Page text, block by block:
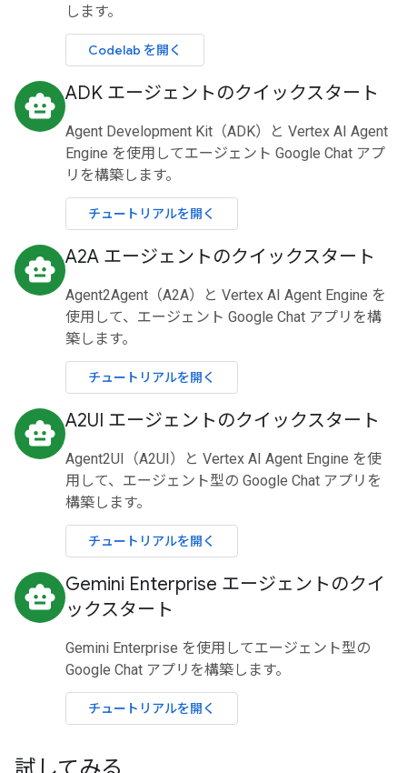
します。
Codelab を開く
smart_toy ADK エージェントのクイックスタート
Agent Development Kit（ADK）と Vertex AI Agent
Engine を使用してエージェント Google Chat アプ
リを構築します。
チュートリアルを開く
smart_toy A2A エージェントのクイックスタート
Agent2Agent（A2A）と Vertex AI Agent Engine を
使用して、エージェント Google Chat アプリを構
築します。
チュートリアルを開く
smart_toy A2UI エージェントのクイックスタート
Agent2UI（A2UI）と Vertex AI Agent Engine を使
用して、エージェント型の Google Chat アプリを
構築します。
チュートリアルを開く
smart_toy Gemini Enterprise エージェントのクイ
ックスタート
Gemini Enterprise を使用してエージェント型の
Google Chat アプリを構築します。
チュートリアルを開く